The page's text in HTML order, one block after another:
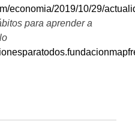
economia/2019/10/29/
para aprender a